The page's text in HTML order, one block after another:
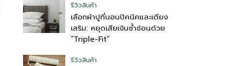
รีวิวสินค้า
เลือกผ้าปูที่นอนปิคนิคและเตียง
เสริม: หยุดเสียเงินซ้ำซ้อนด้วย
“Triple-Fit”
รีวิวสินค้า